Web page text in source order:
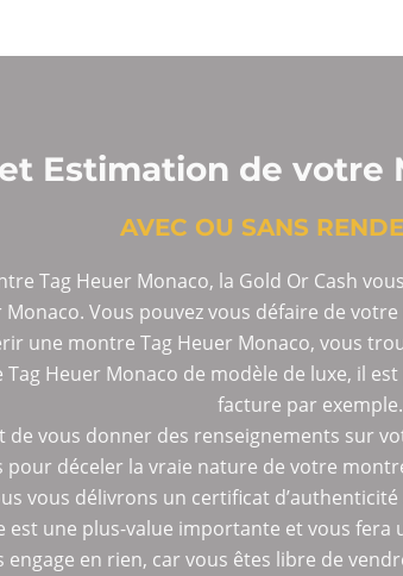
Estimation de votre
AVEC OU SANS
Tag Heuer Monaco, la Gold Or Cash
Monaco. Vous pouvez vous défaire de
une montre Tag Heuer Monaco, vous
Tag Heuer Monaco de modèle de luxe, il
facture par exemple.
de vous donner des renseignements sur
déceler la vraie nature de votre
vous délivrons un certificat
est une plus-value importante et vous fera
engage en rien, car vous êtes libre de